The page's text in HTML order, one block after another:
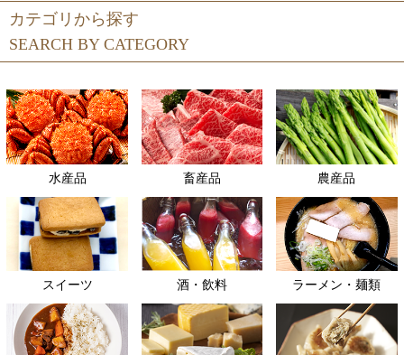
SEARCH BY CATEGORY
カテゴリから探す
水産品 畜産品 農産品
スイーツ 酒・飲料 ラーメン・麺類